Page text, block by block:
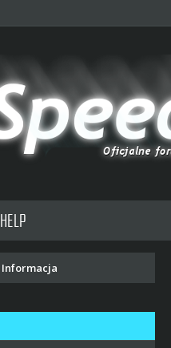
HELP
Informacja